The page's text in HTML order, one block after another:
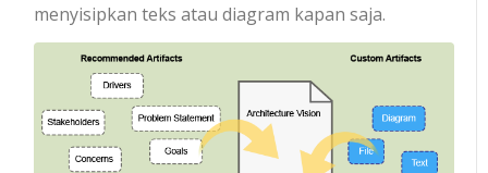
menyisipkan teks atau diagram kapan saja.